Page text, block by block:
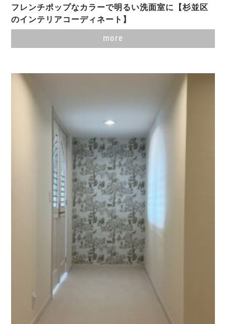
フレンチポップなカラーで明るい洗面室に【杉並区
のインテリアコーディネート】
more